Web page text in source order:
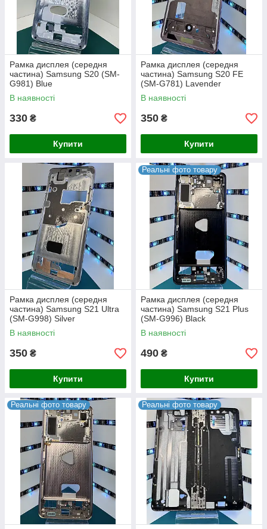
Рамка дисплея (середня
частина) Samsung S20 (SM-
G981) Blue
В наявності
330 ₴
Купити
Рамка дисплея (середня
частина) Samsung S20 FE
(SM-G781) Lavender
В наявності
350 ₴
Купити
Рамка дисплея (середня
частина) Samsung S21 Ultra
(SM-G998) Silver
В наявності
350 ₴
Купити
Реальні фото товару
Рамка дисплея (середня
частина) Samsung S21 Plus
(SM-G996) Black
В наявності
490 ₴
Купити
Реальні фото товару Реальні фото товару